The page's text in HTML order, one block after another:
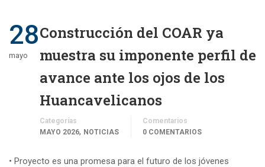
28
mayo
Construcción del COAR ya
muestra su imponente perfil de
avance ante los ojos de los
Huancavelicanos
Categorías
MAYO 2026, NOTICIAS
Comentarios
0 COMENTARIOS
• Proyecto es una promesa para el futuro de los jóvenes